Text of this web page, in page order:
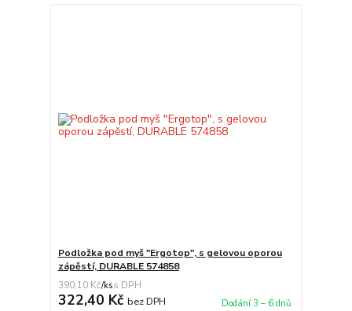
Podložka pod myš "Ergotop", s gelovou oporou
zápěstí, DURABLE 574858
390,10 Kč/ks
322,40 Kč bez DPH Dodání 3 – 6 dnů